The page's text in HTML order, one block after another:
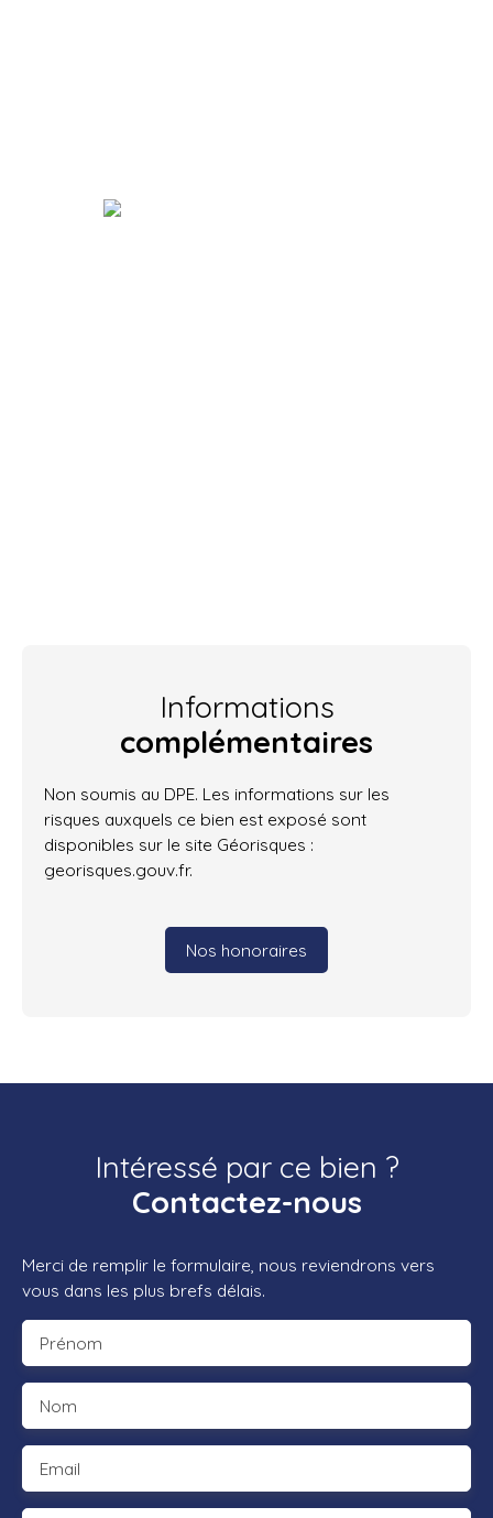
Informations
complémentaires
Non soumis au DPE. Les informations sur les
risques auxquels ce bien est exposé sont
disponibles sur le site Géorisques :
georisques.gouv.fr.
Nos honoraires
Intéressé par ce bien ?
Contactez-nous
Merci de remplir le formulaire, nous reviendrons vers
vous dans les plus brefs délais.
Prénom
Nom
Email